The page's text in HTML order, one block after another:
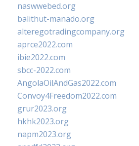
naswwebed.org
balithut-manado.org
alteregotradingcompany.org
aprce2022.com
ibie2022.com
sbcc-2022.com
AngolaOilAndGas2022.com
Convoy4Freedom2022.com
grur2023.org
hkhk2023.org
napm2023.org